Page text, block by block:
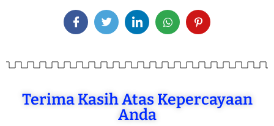
Terima Kasih Atas Kepercayaan
Anda